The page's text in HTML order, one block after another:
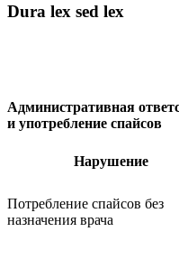
Dura lex sed lex
Административная
и употребление спайсов
Нарушение
Потребление спайсов без
назначения врача